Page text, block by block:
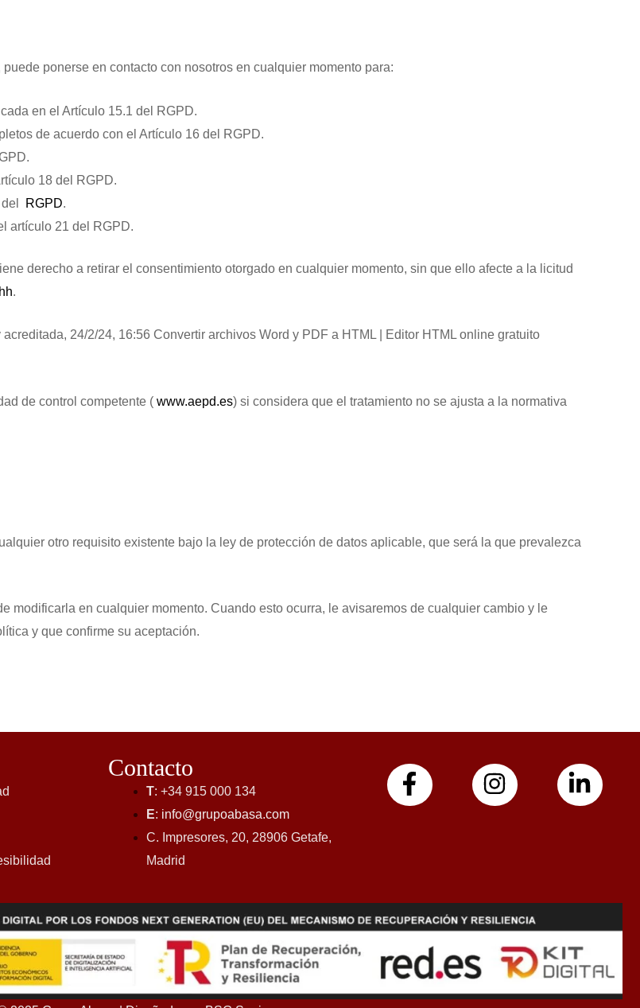
ponerse en contacto con nosotros en cualquier momento para:
en el Artículo 15.1 del RGPD.
de acuerdo con el Artículo 16 del RGPD.
18 del RGPD.
RGPD.
artículo 21 del RGPD.
derecho a retirar el consentimiento otorgado en cualquier momento, sin que ello afecte a la licitud
.
24/2/24, 16:56 Convertir archivos Word y PDF a HTML | Editor HTML online gratuito
de control competente ( www.aepd.es) si considera que el tratamiento no se ajusta a la normativa
otro requisito existente bajo la ley de protección de datos aplicable, que será la que prevalezca
modificarla en cualquier momento. Cuando esto ocurra, le avisaremos de cualquier cambio y le
y que confirme su aceptación.
Contacto
T: +34 915 000 134
E: info@grupoabasa.com
C. Impresores, 20, 28906 Getafe,
Madrid